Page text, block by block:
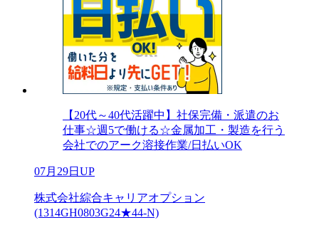
【20代～40代活躍中】社保完備・派遣のお
仕事☆週5で働ける☆金属加工・製造を行う
会社でのアーク溶接作業/日払いOK
07月29日UP
株式会社綜合キャリアオプション
(1314GH0803G24★44-N)